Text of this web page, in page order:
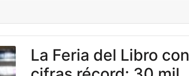
La Feria del Libro con